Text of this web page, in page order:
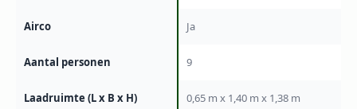
Airco Ja
Aantal personen 9
Laadruimte (L x B x H) 0,65 m x 1,40 m x 1,38 m